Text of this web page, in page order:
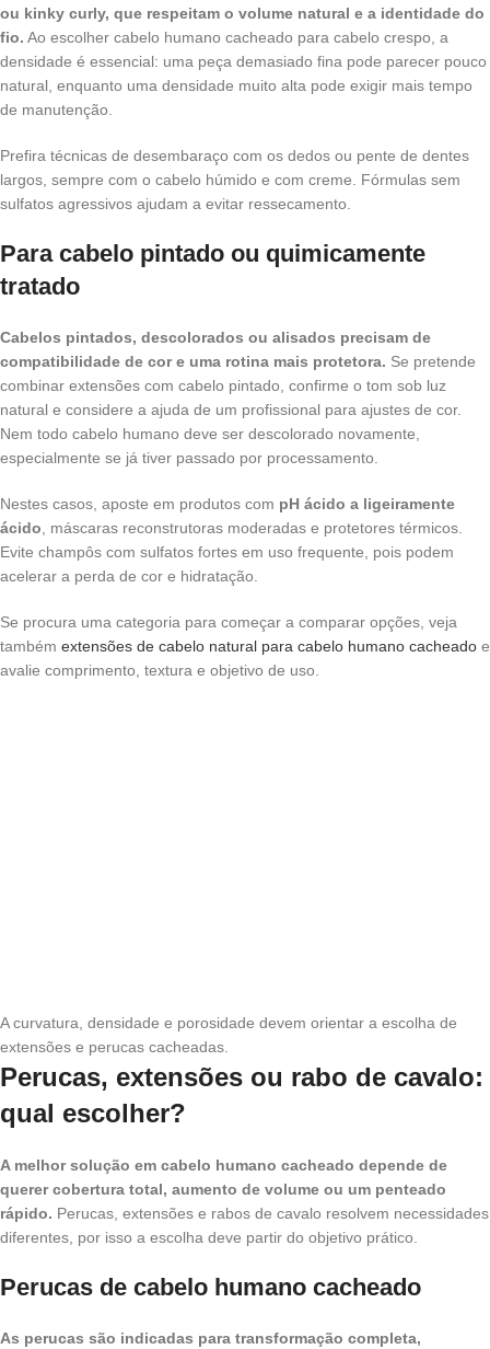
ou kinky curly, que respeitam o volume natural e a identidade do
fio. Ao escolher cabelo humano cacheado para cabelo crespo, a
densidade é essencial: uma peça demasiado fina pode parecer pouco
natural, enquanto uma densidade muito alta pode exigir mais tempo
de manutenção.
Prefira técnicas de desembaraço com os dedos ou pente de dentes
largos, sempre com o cabelo húmido e com creme. Fórmulas sem
sulfatos agressivos ajudam a evitar ressecamento.
Para cabelo pintado ou quimicamente
tratado
Cabelos pintados, descolorados ou alisados precisam de
compatibilidade de cor e uma rotina mais protetora. Se pretende
combinar extensões com cabelo pintado, confirme o tom sob luz
natural e considere a ajuda de um profissional para ajustes de cor.
Nem todo cabelo humano deve ser descolorado novamente,
especialmente se já tiver passado por processamento.
Nestes casos, aposte em produtos com pH ácido a ligeiramente
ácido, máscaras reconstrutoras moderadas e protetores térmicos.
Evite champôs com sulfatos fortes em uso frequente, pois podem
acelerar a perda de cor e hidratação.
Se procura uma categoria para começar a comparar opções, veja
também extensões de cabelo natural para cabelo humano cacheado e
avalie comprimento, textura e objetivo de uso.
A curvatura, densidade e porosidade devem orientar a escolha de
extensões e perucas cacheadas.
Perucas, extensões ou rabo de cavalo:
qual escolher?
A melhor solução em cabelo humano cacheado depende de
querer cobertura total, aumento de volume ou um penteado
rápido. Perucas, extensões e rabos de cavalo resolvem necessidades
diferentes, por isso a escolha deve partir do objetivo prático.
Perucas de cabelo humano cacheado
As perucas são indicadas para transformação completa,